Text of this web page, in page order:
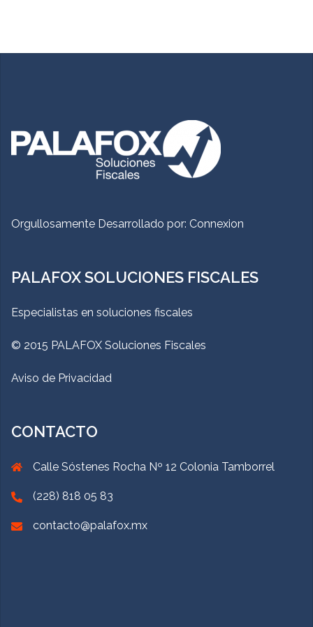
Orgullosamente Desarrollado por: Connexion
PALAFOX SOLUCIONES FISCALES
Especialistas en soluciones fiscales
© 2015 PALAFOX Soluciones Fiscales
Aviso de Privacidad
CONTACTO
Calle Sóstenes Rocha Nº 12 Colonia Tamborrel
(228) 818 05 83
contacto@palafox.mx